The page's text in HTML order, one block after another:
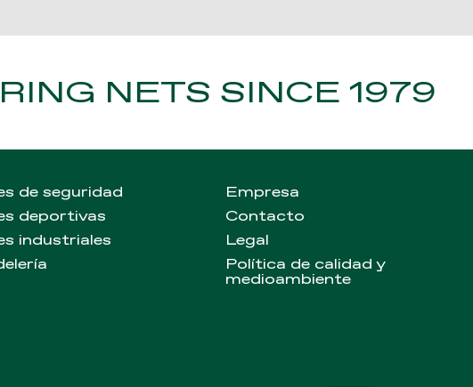
NETS SINCE 1979
de seguridad
deportivas
industriales
Empresa
Contacto
Legal
Política de calidad y
medioambiente